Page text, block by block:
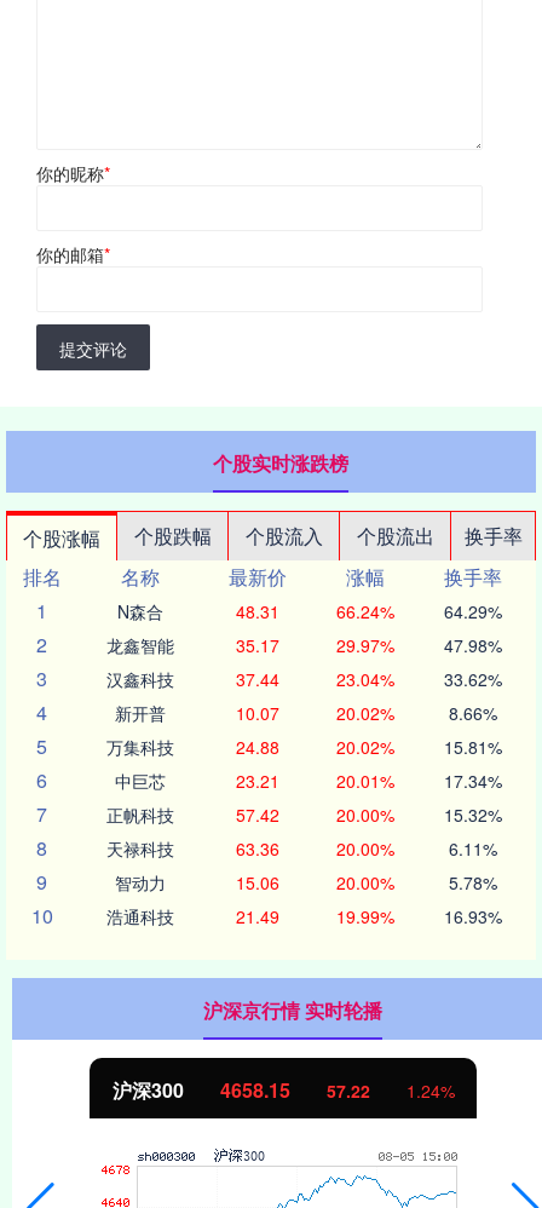
你的昵称*
你的邮箱*
提交评论
个股实时涨跌榜
个股涨幅 个股跌幅 个股流入 个股流出
换手率
排名
名称 最新价 涨幅
换手率
1
N森合 48.31 66.24% 64.29%
2 龙鑫智能 35.17 29.97% 47.98%
3 汉鑫科技 37.44 23.04% 33.62%
4 新开普 10.07 20.02% 8.66%
5 万集科技 24.88 20.02% 15.81%
6 中巨芯 23.21 20.01% 17.34%
7 正帆科技 57.42 20.00% 15.32%
8 天禄科技 63.36 20.00% 6.11%
9 智动力 15.06 20.00% 5.78%
10 浩通科技 21.49 19.99% 16.93%
沪深京行情 实时轮播
沪深300 4658.15 57.22 1.24%